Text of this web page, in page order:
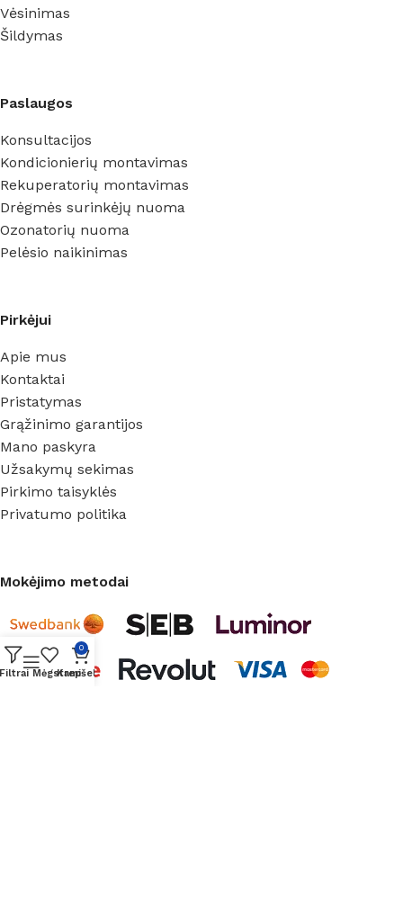
Vėsinimas
Šildymas
Paslaugos
Konsultacijos
Kondicionierių montavimas
Rekuperatorių montavimas
Drėgmės surinkėjų nuoma
Ozonatorių nuoma
Pelėsio naikinimas
Pirkėjui
Apie mus
Kontaktai
Pristatymas
Grąžinimo garantijos
Mano paskyra
Užsakymų sekimas
Pirkimo taisyklės
Privatumo politika
Mokėjimo metodai
Mėgstami
0
Krepšelis